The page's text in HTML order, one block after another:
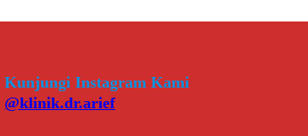
Kunjungi Instagram Kami
@klinik.dr.arief